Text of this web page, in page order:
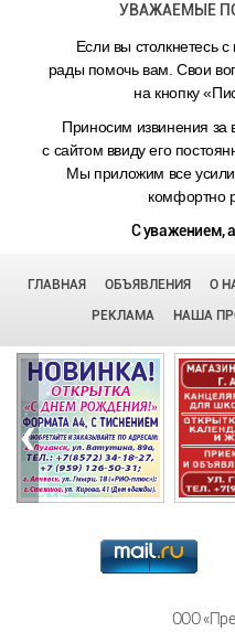
УВАЖАЕМЫЕ
Если вы столкнетесь
рады помочь вам. Свои
на кнопку
Приносим извинения за
с сайтом ввиду его
Мы приложим все
комфортно
С уважением,
ГЛАВНАЯ ОБЪЯВЛЕНИЯ О
РЕКЛАМА
НАША
‹
ООО